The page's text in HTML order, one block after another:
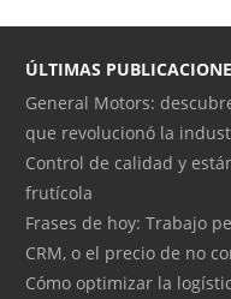
ÚLTIMAS
General Motors:
que revolucionó la
Control de calidad y
frutícola
Frases de hoy: Trabajo
CRM, o el precio de no
Cómo optimizar la